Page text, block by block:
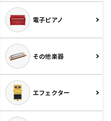
電子ピアノ
その他楽器
エフェクター